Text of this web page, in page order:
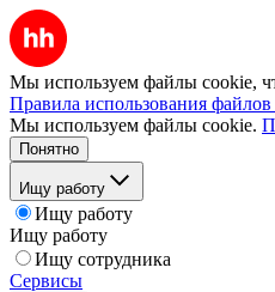
Мы используем файлы cookie,
Правила использования
Мы используем файлы cookie.
Понятно
Ищу работу
Ищу работу
Ищу работу
Ищу сотрудника
Сервисы